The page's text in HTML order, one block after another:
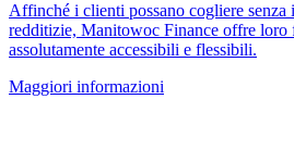
Affinché i clienti possano cogliere
redditizie, Manitowoc Finance offre loro
assolutamente accessibili e flessibili.
Maggiori informazioni